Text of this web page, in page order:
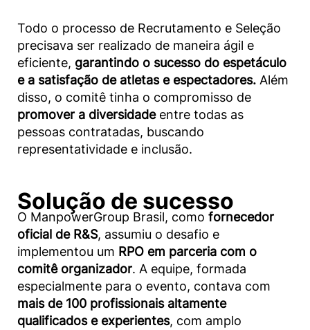
Todo o processo de Recrutamento e Seleção
precisava ser realizado de maneira ágil e
eficiente, garantindo o sucesso do espetáculo
e a satisfação de atletas e espectadores. Além
disso, o comitê tinha o compromisso de
promover a diversidadeentre todas as
pessoas contratadas, buscando
representatividade e inclusão.
Solução de sucesso
O ManpowerGroup Brasil, como fornecedor
oficial de R&S, assumiu o desafio e
implementou um RPO em parceria com o
comitê organizador. A equipe, formada
especialmente para o evento, contava com
mais de 100 profissionais altamente
qualificados e experientes, com amplo